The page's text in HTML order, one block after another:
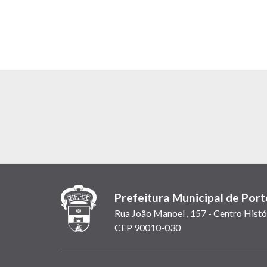
Prefeitura Municipal de
Rua João Manoel , 157 - Centro
CEP 90010-030